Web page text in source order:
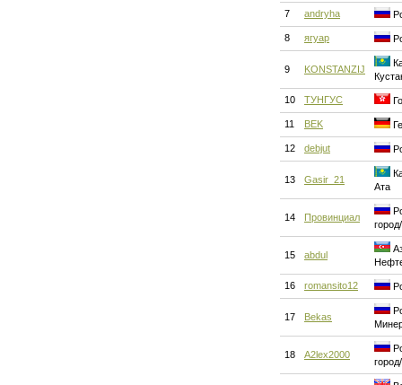
7 andryha
8 ягуар
9 KONSTANZIJ
10 ТУНГУС
11 BEK
12 debjut
13 Gasir_21
Ата
14 Провинциал
15 abdul
16 romansito12
17 Bekas
18 A2lex2000